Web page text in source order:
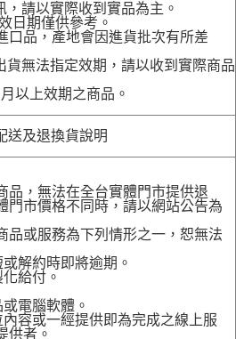
請以實際收到實品為主。
日期僅供參考。
品，產地會因進貨批次有所差
貨無法指定效期，請以收到實際商品
以上效期之商品。
送及退換貨說明
品，無法在全台實體門市提供退
門市價格不同時，請以網站公告為
品或服務為下列情形之一，恕無法
解約時即將逾期。
給付。
電腦軟體。
容或一經提供即為完成之線上服
供者。